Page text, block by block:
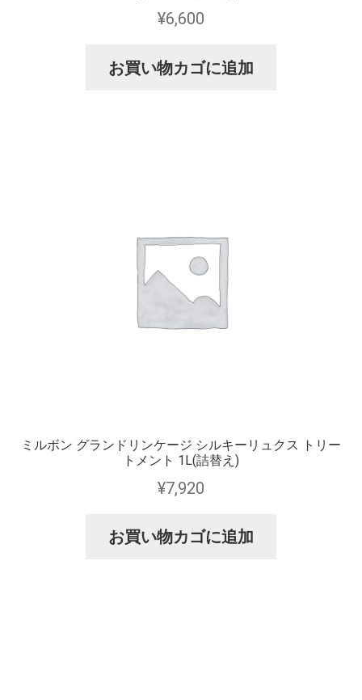
¥6,600
お買い物カゴに追加
ミルボン グランドリンケージ シルキーリュクス トリー
トメント 1L(詰替え)
¥7,920
お買い物カゴに追加